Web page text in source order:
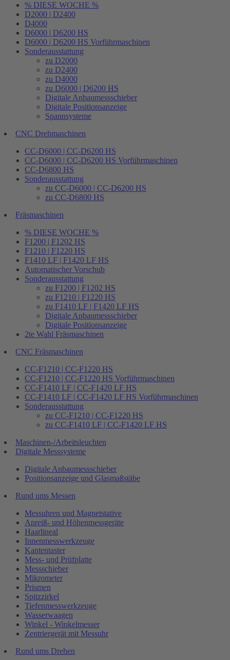
% DIESE WOCHE %
D2000 | D2400
D4000
D6000 | D6200 HS
D6000 | D6200 HS Vorführmaschinen
Sonderausstattung
zu D2000
zu D2400
zu D4000
zu D6000 | D6200 HS
Digitale Anbaumessschieber
Digitale Positionsanzeige
Spannsysteme
CNC Drehmaschinen
CC-D6000 | CC-D6200 HS
CC-D6000 | CC-D6200 HS Vorführmaschinen
CC-D6800 HS
Sonderausstattung
zu CC-D6000 | CC-D6200 HS
zu CC-D6800 HS
Fräsmaschinen
% DIESE WOCHE %
F1200 | F1202 HS
F1210 | F1220 HS
F1410 LF | F1420 LF HS
Automatischer Vorschub
Sonderausstattung
zu F1200 | F1202 HS
zu F1210 | F1220 HS
zu F1410 LF | F1420 LF HS
Digitale Anbaumessschieber
Digitale Positionsanzeige
2te Wahl Fräsmaschinen
CNC Fräsmaschinen
CC-F1210 | CC-F1220 HS
CC-F1210 | CC-F1220 HS Vorführmaschinen
CC-F1410 LF | CC-F1420 LF HS
CC-F1410 LF | CC-F1420 LF HS Vorführmaschinen
Sonderausstattung
zu CC-F1210 | CC-F1220 HS
zu CC-F1410 LF | CC-F1420 LF HS
Maschinen-/Arbeitsleuchten
Digitale Messsysteme
Digitale Anbaumessschieber
Positionsanzeige und Glasmaßstäbe
Rund ums Messen
Messuhren und Magnetstative
Anreiß- und Höhenmessgeräte
Haarlineal
Innenmesswerkzeuge
Kantentaster
Mess- und Prüfplatte
Messschieber
Mikrometer
Prismen
Spitzzirkel
Tiefenmesswerkzeuge
Wasserwaagen
Winkel - Winkelmesser
Zentriergerät mit Messuhr
Rund ums Drehen